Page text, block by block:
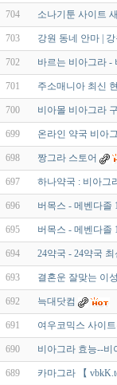
704 소나기툰 사이트
703 강원 동네 안마 |
702 바르는 비아그라
701 주소매니아 최신
700 비아몰 비아그라
699 온라인 약국 비아
698 짱그라 스토어
697 하나약국 : 비아그
696 버목스 - 메벤다졸
695 버목스 - 메벤다졸
694 24약국 - 24약국
693 결혼운 잘맞는 이
692 늑대닷컴
691 여우코믹스 사이
690 비아그라 효능--비
689 카마그라 【